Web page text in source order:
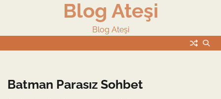
Blog Ateşi
Blog Ateşi
Batman Parasız Sohbet